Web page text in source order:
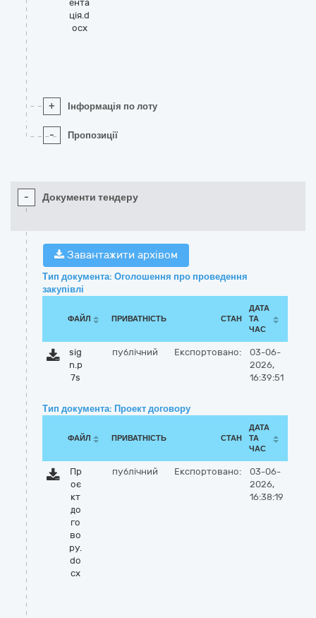
ента
ція.d
ocx
+ Інформація по лоту
- Пропозиції
- Документи тендеру
Завантажити архівом
Тип документа: Оголошення про проведення
закупівлі
ФАЙЛ ПРИВАТНІСТЬ СТАН
ДАТА
ТА
ЧАС
sig
n.p
7s
публічний Експортовано:
03-06-
2026,
16:39:51
Тип документа: Проект договору
ФАЙЛ ПРИВАТНІСТЬ СТАН
ДАТА
ТА
ЧАС
Пр
оє
кт
до
го
во
ру.
do
cx
публічний Експортовано:
03-06-
2026,
16:38:19